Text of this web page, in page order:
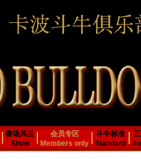
赛场风云
Show
会员专区
Members only
斗牛标准
Standard